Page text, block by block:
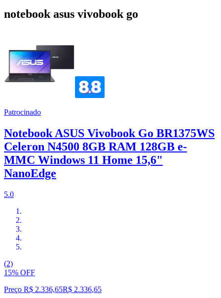
notebook asus vivobook go
Patrocinado
Notebook ASUS Vivobook Go BR1375WS
Celeron N4500 8GB RAM 128GB e-
MMC Windows 11 Home 15,6"
NanoEdge
5.0
(2)
15% OFF
Preço R$ 2.336,65R$ 2.336,65